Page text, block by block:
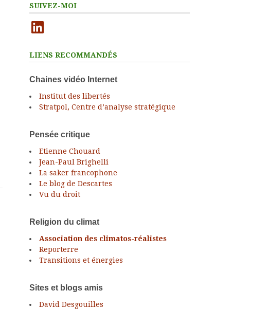
SUIVEZ-MOI
LinkedIn
LIENS RECOMMANDÉS
Chaines vidéo Internet
Institut des libertés
Stratpol, Centre d’analyse stratégique
Pensée critique
Etienne Chouard
Jean-Paul Brighelli
La saker francophone
Le blog de Descartes
Vu du droit
Religion du climat
Association des climatos-réalistes
Reporterre
Transitions et énergies
Sites et blogs amis
David Desgouilles